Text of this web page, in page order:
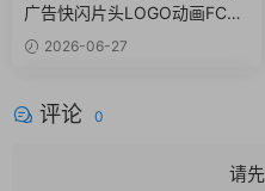
广告快闪片头LOGO动画FCPX
插件2026-06-27
评论 0
请先